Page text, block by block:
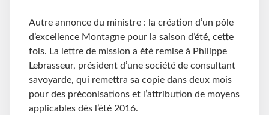
Autre annonce du ministre : la création d’un pôle
d’excellence Montagne pour la saison d’été, cette
fois. La lettre de mission a été remise à Philippe
Lebrasseur, président d’une société de consultant
savoyarde, qui remettra sa copie dans deux mois
pour des préconisations et l’attribution de moyens
applicables dès l’été 2016.